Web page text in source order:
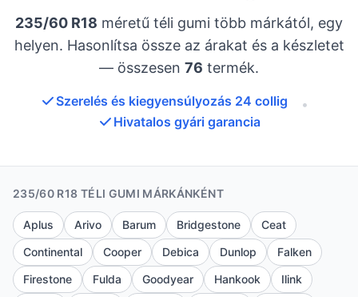
235/60 R18 méretű téli gumi több márkától, egy
helyen. Hasonlítsa össze az árakat és a készletet
— összesen 76 termék.
Szerelés és kiegyensúlyozás 24 collig
•
Hivatalos gyári garancia
235/60 R18 TÉLI GUMI MÁRKÁNKÉNT
Aplus Arivo Barum Bridgestone
Ceat
Continental
Cooper Debica Dunlop
Falken
Firestone
Fulda Goodyear Hankook
Ilink